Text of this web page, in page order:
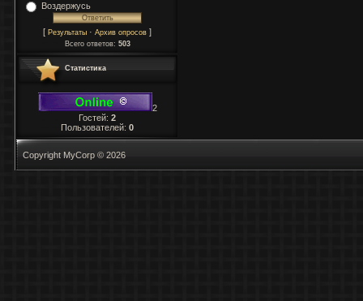
Воздержусь
[ Результаты · Архив опросов ]
Всего ответов: 503
Статистика
2
Гостей: 2
Пользователей: 0
Copyright MyCorp © 2026